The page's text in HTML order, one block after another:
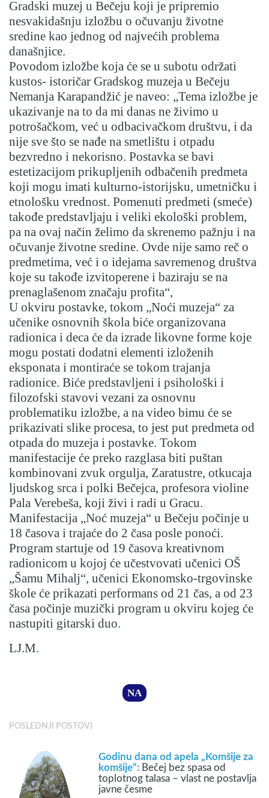
Gradski muzej u Bečeju koji je pripremio
nesvakidašnju izložbu o očuvanju životne
sredine kao jednog od najvećih problema
današnjice.
Povodom izložbe koja će se u subotu održati
kustos- istoričar Gradskog muzeja u Bečeju
Nemanja Karapandžić je naveo: „Tema izložbe je
ukazivanje na to da mi danas ne živimo u
potrošačkom, već u odbacivačkom društvu, i da
nije sve što se nađe na smetlištu i otpadu
bezvredno i nekorisno. Postavka se bavi
estetizacijom prikupljenih odbačenih predmeta
koji mogu imati kulturno-istorijsku, umetničku i
etnološku vrednost. Pomenuti predmeti (smeće)
takođe predstavljaju i veliki ekološki problem,
pa na ovaj način želimo da skrenemo pažnju i na
očuvanje životne sredine. Ovde nije samo reč o
predmetima, već i o idejama savremenog društva
koje su takođe izvitoperene i baziraju se na
prenaglašenom značaju profita“,
U okviru postavke, tokom „Noći muzeja“ za
učenike osnovnih škola biće organizovana
radionica i deca će da izrade likovne forme koje
mogu postati dodatni elementi izloženih
eksponata i montiraće se tokom trajanja
radionice. Biće predstavljeni i psihološki i
filozofski stavovi vezani za osnovnu
problematiku izložbe, a na video bimu će se
prikazivati slike procesa, to jest put predmeta od
otpada do muzeja i postavke. Tokom
manifestacije će preko razglasa biti puštan
kombinovani zvuk orgulja, Zaratustre, otkucaja
ljudskog srca i polki Bečejca, profesora violine
Pala Verebeša, koji živi i radi u Gracu.
Manifestacija „Noć muzeja“ u Bečeju počinje u
18 časova i trajaće do 2 časa posle ponoći.
Program startuje od 19 časova kreativnom
radionicom u kojoj će učestvovati učenici OŠ
„Šamu Mihalj“, učenici Ekonomsko-trgovinske
škole će prikazati performans od 21 čas, a od 23
časa počinje muzički program u okviru kojeg će
nastupiti gitarski duo.
LJ.M.
NA
POSLEDNJI POSTOVI
Godinu dana od apela „Komšije za
komšije“: Bečej bez spasa od
toplotnog talasa – vlast ne postavlja
javne česme